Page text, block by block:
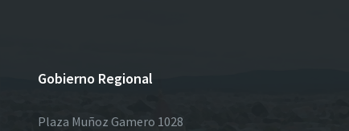
Gobierno Regional
Plaza Muñoz Gamero 1028